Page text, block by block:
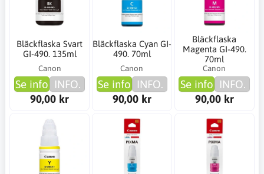
Bläckflaska Svart
GI-490. 135ml
Canon
Se info INFO.
90,00 kr
Bläckflaska Cyan GI-
490. 70ml
Canon
Se info INFO.
90,00 kr
Bläckflaska
Magenta GI-490.
70ml
Canon
Se info INFO.
90,00 kr